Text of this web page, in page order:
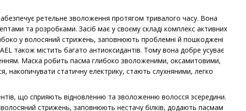
ретельне зволоження протягом тривалого часу. Вона
та розробками. Засіб має у своєму складі комплекс активних
у волосяний стрижень, заповнюють проблемні й пошкоджені
також містить багато антиоксидантів. Тому вона добре усуває
Маска робить пасма глибоко зволоженими, оксамитовими,
накопичувати статичну електрику, стають слухняними, легко
що сприяють відновленню та зволоженню волосся зсередини.
стрижень, заповнюють нестачу білків, додають пасмам